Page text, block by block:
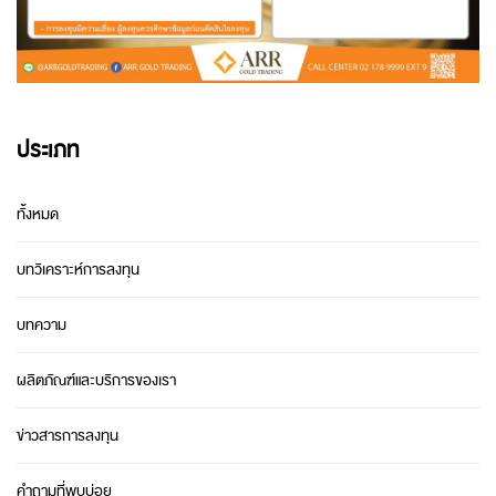
ประเภท
ทั้งหมด
บทวิเคราะห์การลงทุน
บทความ
ผลิตภัณฑ์และบริการของเรา
ข่าวสารการลงทุน
คำถามที่พบบ่อย